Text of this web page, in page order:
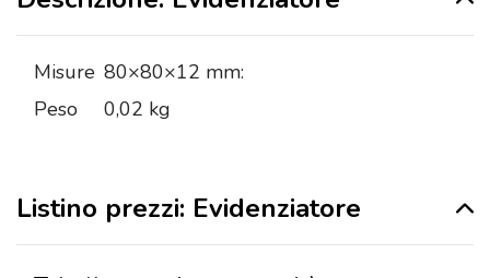
Misure 80×80×12 mm:
Peso
0,02 kg
Listino prezzi: Evidenziatore